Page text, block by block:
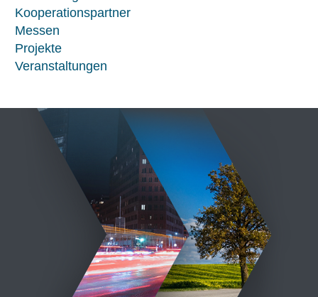
Kooperationspartner
Messen
Projekte
Veranstaltungen